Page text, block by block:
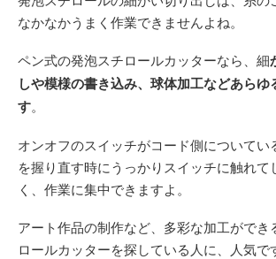
なかなかうまく作業できませんよね。
ペン式の発泡スチロールカッターなら、細
しや模様の書き込み、球体加工などあらゆ
す。
オンオフのスイッチがコード側についてい
を握り直す時にうっかりスイッチに触れて
く、作業に集中できますよ。
アート作品の制作など、多彩な加工ができ
ロールカッターを探している人に、人気で